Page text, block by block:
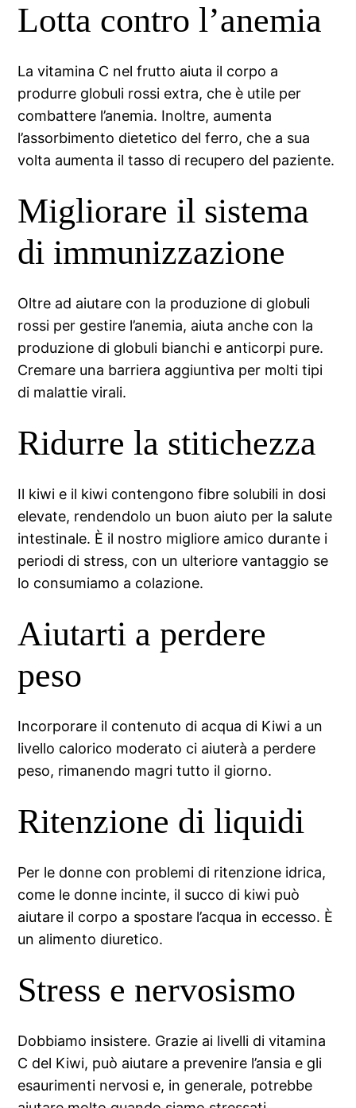
Lotta contro l’anemia
La vitamina C nel frutto aiuta il corpo a
produrre globuli rossi extra, che è utile per
combattere l’anemia. Inoltre, aumenta
l’assorbimento dietetico del ferro, che a sua
volta aumenta il tasso di recupero del paziente.
Migliorare il sistema
di immunizzazione
Oltre ad aiutare con la produzione di globuli
rossi per gestire l’anemia, aiuta anche con la
produzione di globuli bianchi e anticorpi pure.
Cremare una barriera aggiuntiva per molti tipi
di malattie virali.
Ridurre la stitichezza
Il kiwi e il kiwi contengono fibre solubili in dosi
elevate, rendendolo un buon aiuto per la salute
intestinale. È il nostro migliore amico durante i
periodi di stress, con un ulteriore vantaggio se
lo consumiamo a colazione.
Aiutarti a perdere
peso
Incorporare il contenuto di acqua di Kiwi a un
livello calorico moderato ci aiuterà a perdere
peso, rimanendo magri tutto il giorno.
Ritenzione di liquidi
Per le donne con problemi di ritenzione idrica,
come le donne incinte, il succo di kiwi può
aiutare il corpo a spostare l’acqua in eccesso. È
un alimento diuretico.
Stress e nervosismo
Dobbiamo insistere. Grazie ai livelli di vitamina
C del Kiwi, può aiutare a prevenire l’ansia e gli
esaurimenti nervosi e, in generale, potrebbe